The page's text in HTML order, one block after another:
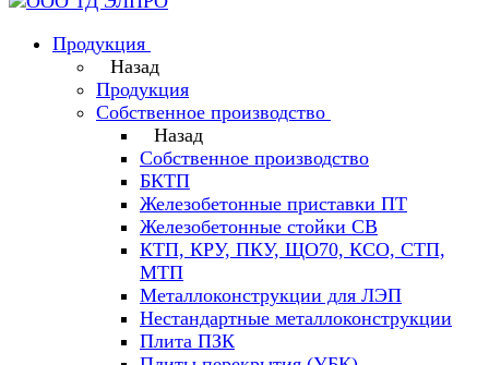
Продукция
Назад
Продукция
Собственное производство
Назад
Собственное производство
БКТП
Железобетонные приставки ПТ
Железобетонные стойки СВ
КТП, КРУ, ПКУ, ЩО70, КСО, СТП,
МТП
Металлоконструкции для ЛЭП
Нестандартные металлоконструкции
Плита ПЗК